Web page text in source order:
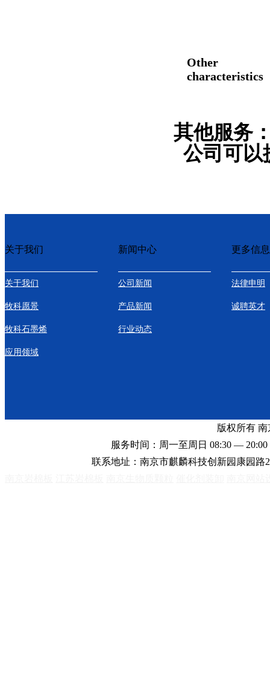
Other
characteristics
其他服务
公司可以
关于我们 新闻中心 更多信息
关于我们
牧科愿景
牧科石墨烯
应用领域
公司新闻
产品新闻
行业动态
法律申明
诚聘英才
版权所有
服务时间：周一至周日 08:30 —
联系地址：南京市麒麟科技创新园康园